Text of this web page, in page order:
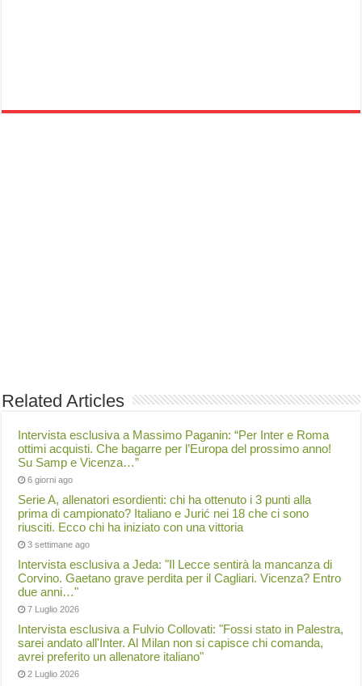
Related Articles
Intervista esclusiva a Massimo Paganin: “Per Inter e Roma
ottimi acquisti. Che bagarre per l’Europa del prossimo anno!
Su Samp e Vicenza…”
6 giorni ago
Serie A, allenatori esordienti: chi ha ottenuto i 3 punti alla
prima di campionato? Italiano e Jurić nei 18 che ci sono
riusciti. Ecco chi ha iniziato con una vittoria
3 settimane ago
Intervista esclusiva a Jeda: "Il Lecce sentirà la mancanza di
Corvino. Gaetano grave perdita per il Cagliari. Vicenza? Entro
due anni…"
7 Luglio 2026
Intervista esclusiva a Fulvio Collovati: "Fossi stato in Palestra,
sarei andato all'Inter. Al Milan non si capisce chi comanda,
avrei preferito un allenatore italiano"
2 Luglio 2026